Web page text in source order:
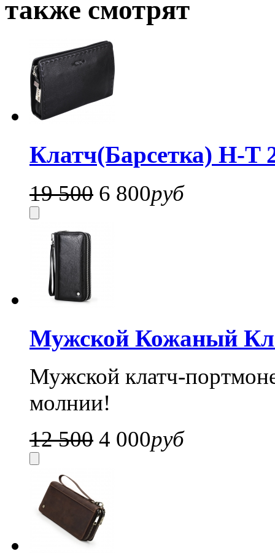
также смотрят
Клатч(Барсетка) H-T
19 500 6 800руб
Мужской Кожаный
Мужской клатч-
молнии!
12 500 4 000руб